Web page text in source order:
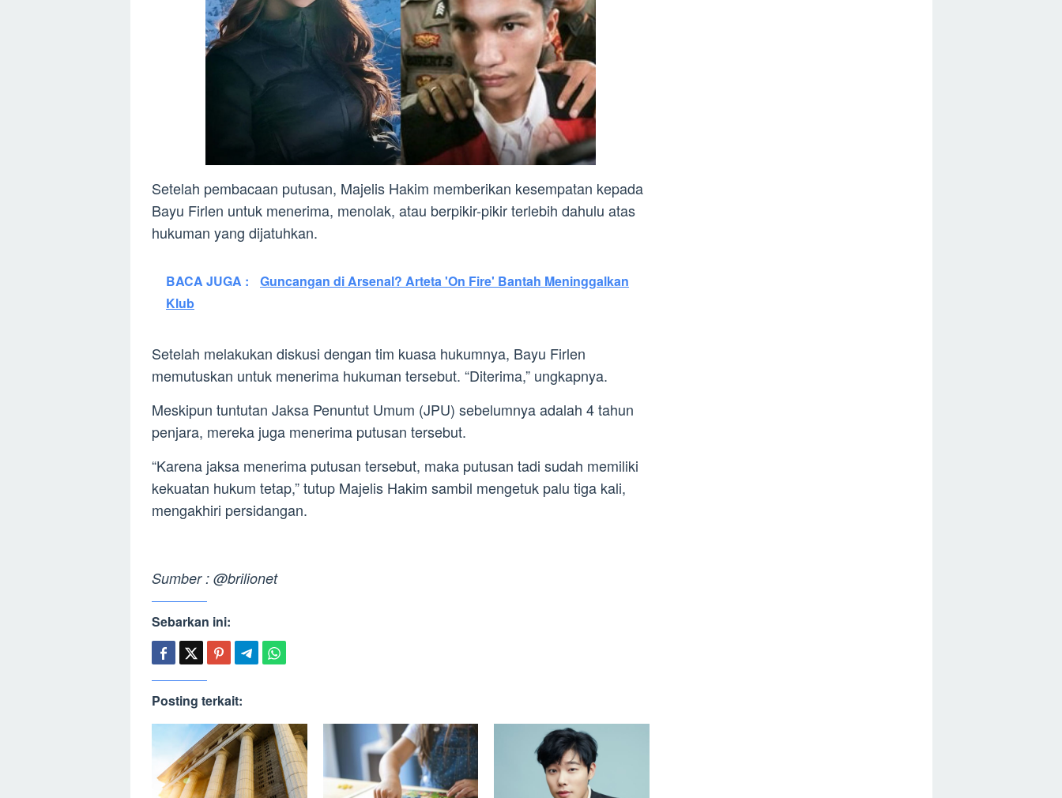
Setelah pembacaan putusan, Majelis Hakim memberikan kesempatan kepada
Bayu Firlen untuk menerima, menolak, atau berpikir-pikir terlebih dahulu atas
hukuman yang dijatuhkan.
BACA JUGA :
Guncangan di Arsenal? Arteta 'On Fire' Bantah Meninggalkan
Klub
Setelah melakukan diskusi dengan tim kuasa hukumnya, Bayu Firlen
memutuskan untuk menerima hukuman tersebut. “Diterima,” ungkapnya.
Meskipun tuntutan Jaksa Penuntut Umum (JPU) sebelumnya adalah 4 tahun
penjara, mereka juga menerima putusan tersebut.
“Karena jaksa menerima putusan tersebut, maka putusan tadi sudah memiliki
kekuatan hukum tetap,” tutup Majelis Hakim sambil mengetuk palu tiga kali,
mengakhiri persidangan.
Sumber : @brilionet
Sebarkan ini:
Posting terkait: